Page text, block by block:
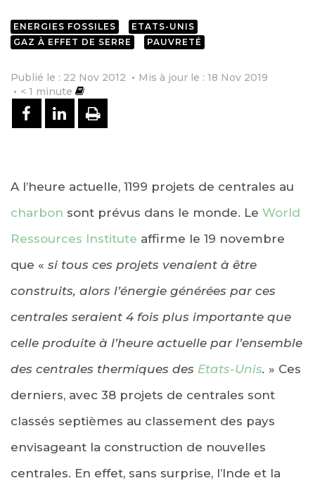
ENERGIES FOSSILES
ETATS-UNIS
GAZ À EFFET DE SERRE
PAUVRETÉ
Publié le : 22 Nov 2012
Mis à jour le : 18 Nov 2019
< 1 minute
PARTAGER SUR FACEBOOK
PARTAGER SUR LINKEDIN
IMPRIMER
A l’heure actuelle, 1199 projets de centrales au
charbon sont prévus dans le monde. Le World
Ressources Institute affirme le 19 novembre
que « si tous ces projets venaient à être
construits, alors l’énergie générées par ces
centrales seraient 4 fois plus importante que
celle produite à l’heure actuelle par l’ensemble
des centrales thermiques des Etats-Unis. » Ces
derniers, avec 38 projets de centrales sont
classés septièmes au classement des pays
envisageant la construction de nouvelles
centrales. En effet, sans surprise, l’Inde et la